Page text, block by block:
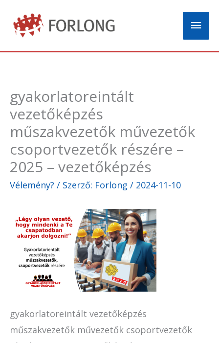
content
Main
gyakorlatoreintált
vezetőképzés
műszakvezetők művezetők
csoportvezetők részére –
2025 – vezetőképzés
Vélemény? / Szerző: Forlong / 2024-11-10
gyakorlatoreintált vezetőképzés
műszakvezetők művezetők csoportvezetők